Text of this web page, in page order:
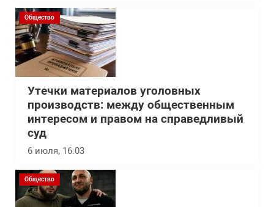
Общество
Утечки материалов уголовных
производств: между общественным
интересом и правом на справедливый
суд
6 июля, 16:03
Общество